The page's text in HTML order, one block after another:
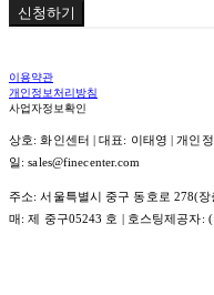
신청하기
이용약관
개인정보처리방침
사업자정보확인
상호: 화인센터 | 대표: 이태영 | 개인
일: sales@finecenter.com
주소: 서울특별시 중구 동호로 278(
매:제 중구05243 호 | 호스팅제공자: